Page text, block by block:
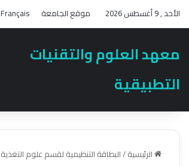
الأحد , 9 أغسطس 2026 موقع الجامعة Français
معهد العلوم والتقنيات
التطبيقية
الرئيسية/البطاقة التنظيمية لقسم علوم التغذية